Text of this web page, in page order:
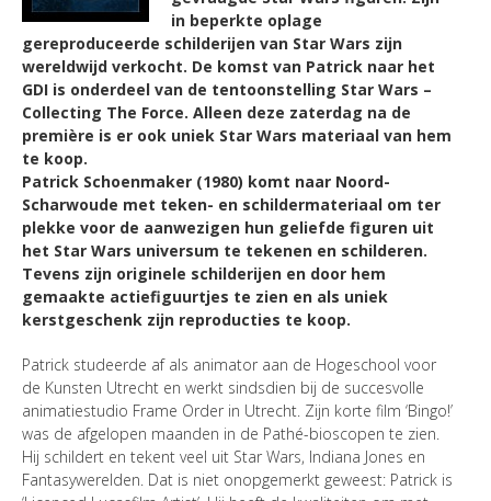
in beperkte oplage
gereproduceerde schilderijen van Star Wars zijn
wereldwijd verkocht. De komst van Patrick naar het
GDI is onderdeel van de tentoonstelling Star Wars –
Collecting The Force. Alleen deze zaterdag na de
première is er ook uniek Star Wars materiaal van hem
te koop.
Patrick Schoenmaker (1980) komt naar Noord-
Scharwoude met teken- en schildermateriaal om ter
plekke voor de aanwezigen hun geliefde figuren uit
het Star Wars universum te tekenen en schilderen.
Tevens zijn originele schilderijen en door hem
gemaakte actiefiguurtjes te zien en als uniek
kerstgeschenk zijn reproducties te koop.
Patrick studeerde af als animator aan de Hogeschool voor
de Kunsten Utrecht en werkt sindsdien bij de succesvolle
animatiestudio Frame Order in Utrecht. Zijn korte film ‘Bingo!’
was de afgelopen maanden in de Pathé-bioscopen te zien.
Hij schildert en tekent veel uit Star Wars, Indiana Jones en
Fantasywerelden. Dat is niet onopgemerkt geweest: Patrick is